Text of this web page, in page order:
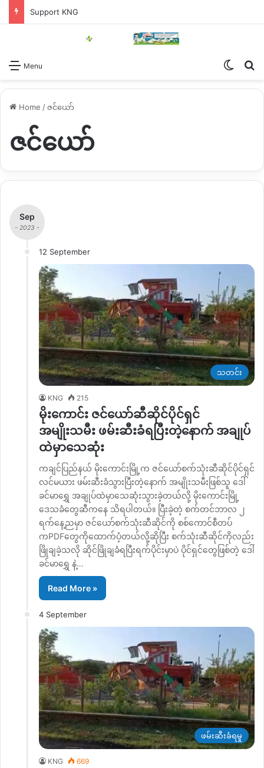
Support KNG
Menu
Home /ဇင်ယော်
ဇင်ယော်
Sep
- 2023 -
12 September
သတင်း
KNG 215
မိုးကောင်း ဇင်ယော်ဆီဆိုင်ပိုင်ရှင်
အမျိုးသမီး ဖမ်းဆီးခံရပြီးတဲ့နောက် အချုပ်
ထဲမှာသေဆုံး
ကချင်ပြည်နယ် မိုးကောင်းမြို့က ဇင်ယော်စက်သုံးဆီဆိုင်ပိုင်ရှင်
လင်မယား ဖမ်းဆီးခံသွားပြီးတဲ့နောက် အမျိုးသမီးဖြစ်သူ ဒေါ်
ခင်မာရွှေ အချုပ်ထဲမှာသေဆုံးသွားခဲ့တယ်လို့ မိုးကောင်းမြို့
ဒေသခံတွေဆီကနေ သိရပါတယ်။ ပြီးခဲ့တဲ့ စက်တင်ဘာလ ၂
ရက်နေ့ညမှာ ဇင်ယော်စက်သုံးဆီဆိုင်ကို စစ်ကောင်စီတပ်
ကPDFတွေကိုထောက်ပံ့တယ်လို့ဆိုပြီး စက်သုံးဆီဆိုင်ကိုလည်း
ဖြိုချခဲ့သလို ဆိုင်ဖြိုချခံရပြီးရက်ပိုင်းမှာပဲ ပိုင်ရှင်တွေဖြစ်တဲ့ ဒေါ်
ခင်မာရွှေ နဲ့…
Read More »
4 September
ဖမ်းဆီးခံရမှု
KNG 669